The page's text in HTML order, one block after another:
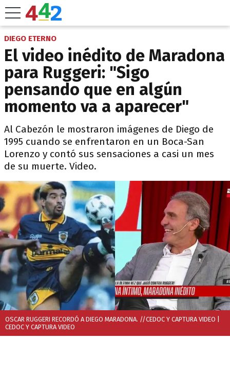
DIEGO ETERNO
El video inédito de Maradona
para Ruggeri: "Sigo
pensando que en algún
momento va a aparecer"
Al Cabezón le mostraron imágenes de Diego de
1995 cuando se enfrentaron en un Boca-San
Lorenzo y contó sus sensaciones a casi un mes
de su muerte. Video.
OSCAR RUGGERI RECORDÓ A DIEGO MARADONA. //CEDOC Y CAPTURA VIDEO
CEDOC Y CAPTURA VIDEO